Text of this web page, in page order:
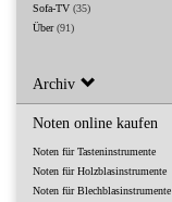
Sofa-TV (35)
Über(91)
Archiv
Noten online kaufen
Noten für Tasteninstrumente
Noten für Holzblasinstrumente
Noten für Blechblasinstrumente